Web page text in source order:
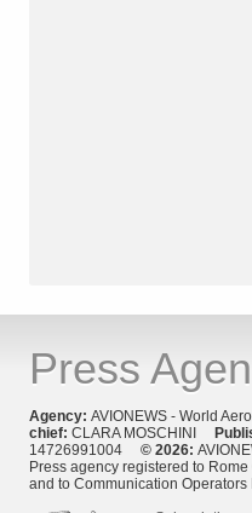
Press
Agency: AVIONEWS - World
chief: CLARA MOSCHINI
14726991004 © 2026:
Press agency registered to
and to Communication